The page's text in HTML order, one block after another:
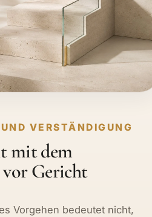
VERSTÄNDIGUNG
mit dem
vor Gericht
Vorgehen bedeutet nicht,